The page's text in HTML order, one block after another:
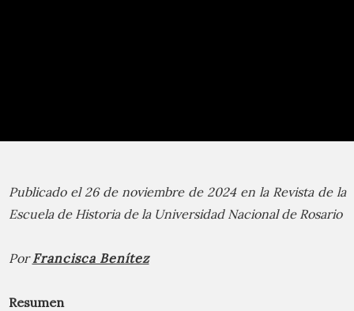
Publicado el 26 de noviembre de 2024 en la Revista de la
Escuela de Historia de la Universidad Nacional de Rosario
PorFrancisca Benítez
Resumen